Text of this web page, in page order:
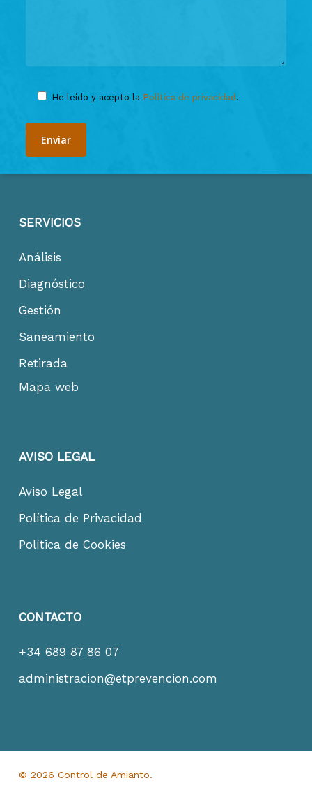
He leído y acepto la Política de privacidad .
SERVICIOS
Análisis
Diagnóstico
Gestión
Saneamiento
Retirada
Mapa web
AVISO LEGAL
Aviso Legal
Política de Privacidad
Política de Cookies
CONTACTO
+34 689 87 86 07
administracion@etprevencion.com
© 2026 Control de Amianto.